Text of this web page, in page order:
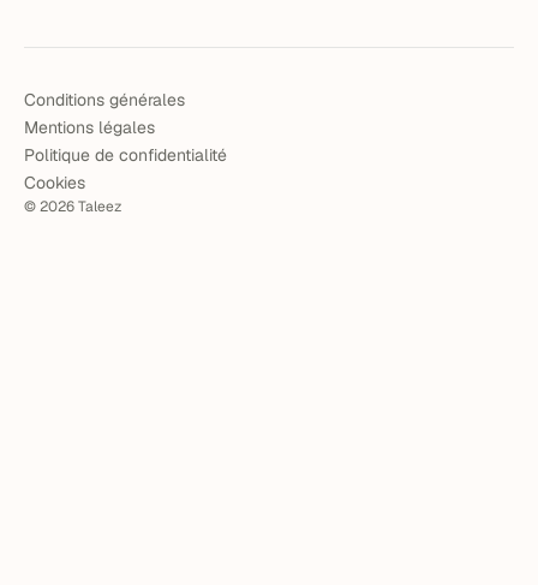
©2026Taleez
Conditions générales
Mentions légales
Politique de confidentialité
Cookies